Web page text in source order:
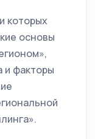
которых
основы
и факторы